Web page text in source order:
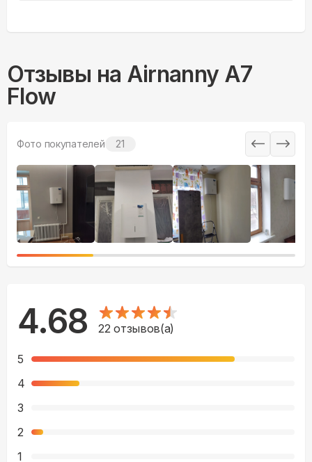
Отзывы на Airnanny A7
Flow
Фото покупателей 21
4.68 22 отзывов(а)
5
4
3
2
1